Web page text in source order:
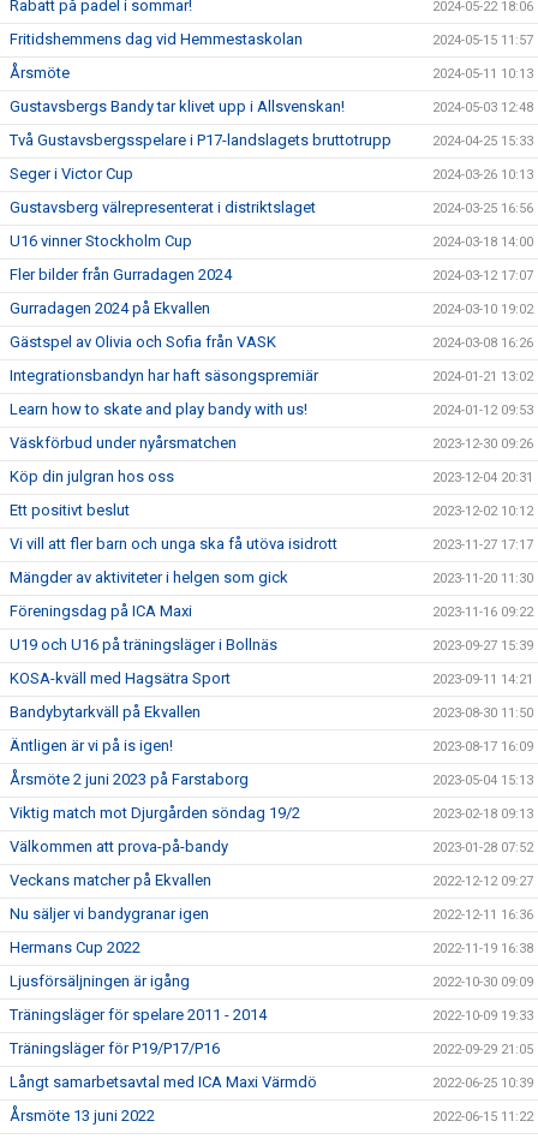
Rabatt på padel i sommar! 2024-05-22 18:06
Fritidshemmens dag vid Hemmestaskolan 2024-05-15 11:57
Årsmöte 2024-05-11 10:13
Gustavsbergs Bandy tar klivet upp i Allsvenskan! 2024-05-03 12:48
Två Gustavsbergsspelare i P17-landslagets bruttotrupp 2024-04-25 15:33
Seger i Victor Cup 2024-03-26 10:13
Gustavsberg välrepresenterat i distriktslaget 2024-03-25 16:56
U16 vinner Stockholm Cup 2024-03-18 14:00
Fler bilder från Gurradagen 2024 2024-03-12 17:07
Gurradagen 2024 på Ekvallen 2024-03-10 19:02
Gästspel av Olivia och Sofia från VASK 2024-03-08 16:26
Integrationsbandyn har haft säsongspremiär 2024-01-21 13:02
Learn how to skate and play bandy with us! 2024-01-12 09:53
Väskförbud under nyårsmatchen 2023-12-30 09:26
Köp din julgran hos oss 2023-12-04 20:31
Ett positivt beslut 2023-12-02 10:12
Vi vill att fler barn och unga ska få utöva isidrott 2023-11-27 17:17
Mängder av aktiviteter i helgen som gick 2023-11-20 11:30
Föreningsdag på ICA Maxi 2023-11-16 09:22
U19 och U16 på träningsläger i Bollnäs 2023-09-27 15:39
KOSA-kväll med Hagsätra Sport 2023-09-11 14:21
Bandybytarkväll på Ekvallen 2023-08-30 11:50
Äntligen är vi på is igen! 2023-08-17 16:09
Årsmöte 2 juni 2023 på Farstaborg 2023-05-04 15:13
Viktig match mot Djurgården söndag 19/2 2023-02-18 09:13
Välkommen att prova-på-bandy 2023-01-28 07:52
Veckans matcher på Ekvallen 2022-12-12 09:27
Nu säljer vi bandygranar igen 2022-12-11 16:36
Hermans Cup 2022 2022-11-19 16:38
Ljusförsäljningen är igång 2022-10-30 09:09
Träningsläger för spelare 2011 - 2014 2022-10-09 19:33
Träningsläger för P19/P17/P16 2022-09-29 21:05
Långt samarbetsavtal med ICA Maxi Värmdö 2022-06-25 10:39
Årsmöte 13 juni 2022 2022-06-15 11:22